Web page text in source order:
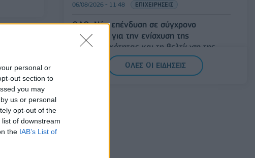
personal or
out section to
you may
us or personal
opt-out of the
of downstream
the IAB’s List of
06/08/2026 - 11:48 ΕΠΙΧΕΙΡΗΣΕΙΣ
ΟΛΘ: Νέα επένδυση σε σύγχρονο
εξοπλισμό για την ενίσχυση της
παραγωγικότητας και τη βελτίωση της
εξυπηρέτησης
06/08/2026 - 11:42
ΟΛΕΣ ΟΙ ΕΙΔΗΣΕΙΣ